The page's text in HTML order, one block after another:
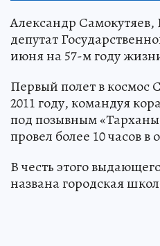
Александр Самокутяев,
депутат
июня на 57-м году
Первый полет в космос
2011 году, командуя
под позывным
провел более 10 часов в
В честь этого
названа городская